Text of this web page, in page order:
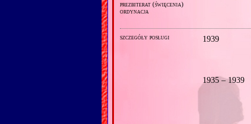
prezbiterat (święcenia)
ordynacja
szczegóły posługi 1939
1935 – 1939